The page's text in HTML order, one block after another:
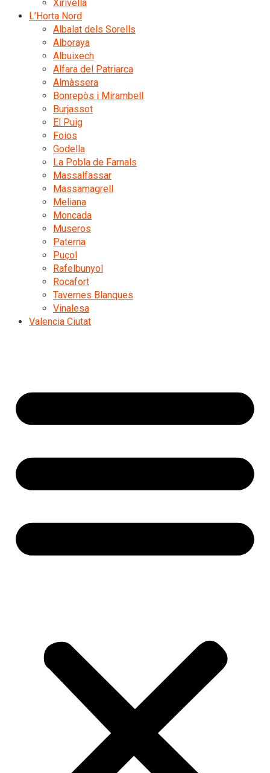
Xirivella
L’Horta Nord
Albalat dels Sorells
Alboraya
Albuixech
Alfara del Patriarca
Almàssera
Bonrepòs i Mirambell
Burjassot
El Puig
Foios
Godella
La Pobla de Farnals
Massalfassar
Massamagrell
Meliana
Moncada
Museros
Paterna
Puçol
Rafelbunyol
Rocafort
Tavernes Blanques
Vinalesa
Valencia Ciutat